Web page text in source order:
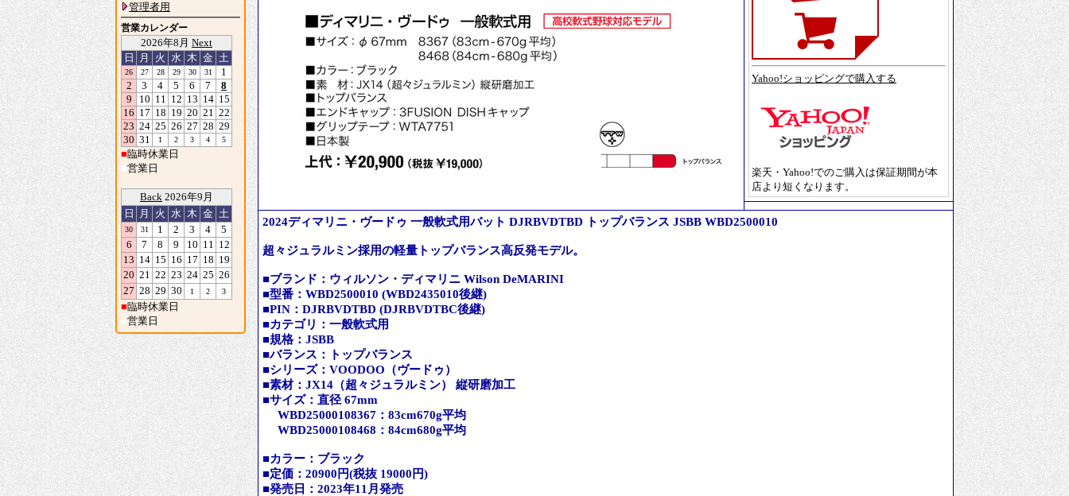
管理者用
営業カレンダー
2026年8月 Next
日
月 火 水 木 金 土
26 27 28 29 30 31
1
2
3 4 5 6 7
8
9
10 11 12 13 14 15
16 17 18 19 20 21 22
23 24 25 26 27 28 29
30 31 1 2 3 4 5
■臨時休業日
■営業日
Back 2026年9月
日
月 火 水 木 金 土
30 31 1 2 3 4
5
6
7 8 9 10 11 12
13 14 15 16 17 18 19
20 21 22 23 24 25 26
27 28 29 30 1 2 3
■臨時休業日
■営業日
Yahoo!ショッピングで購入する
楽天・Yahoo!でのご購入は保証期間が本
店より短くなります。
2024ディマリニ・ヴードゥ 一般軟式用バット DJRBVDTBD トップバランス JSBB WBD2500010
超々ジュラルミン採用の軽量トップバランス高反発モデル。
■ブランド：ウィルソン・ディマリニ Wilson DeMARINI
■型番：WBD2500010 (WBD2435010後継)
■PIN：DJRBVDTBD (DJRBVDTBC後継)
■カテゴリ：一般軟式用
■規格：JSBB
■バランス：トップバランス
■シリーズ：VOODOO（ヴードゥ）
■素材：JX14（超々ジュラルミン） 縦研磨加工
■サイズ：直径 67mm
WBD25000108367：83cm670g平均
WBD25000108468：84cm680g平均
■カラー：ブラック
■定価：20900円(税抜 19000円)
■発売日：2023年11月発売